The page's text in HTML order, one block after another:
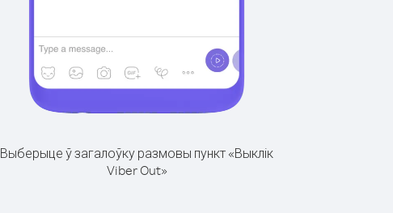
Выберыце ў загалоўку размовы пункт «Выклік
Viber Out»